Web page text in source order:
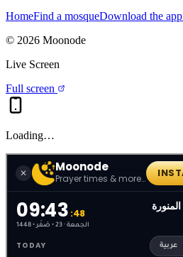
HomeFind a mosqueDownload the app
© 2026 Moonode
Live Screen
Full screen
Loading…